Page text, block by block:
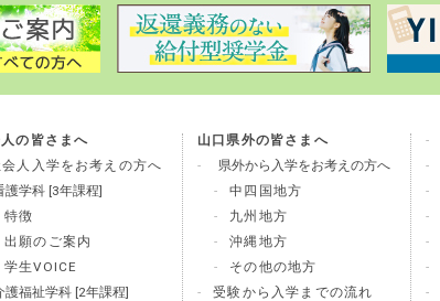
の皆さまへ
会人入学をお考えの方へ
護学科 [3年課程]
特徴
出願のご案内
学生VOICE
護福祉学科 [2年課程]
山口県外の皆さまへ
県外から入学をお考えの方へ
中四国地方
九州地方
沖縄地方
その他の地方
受験から入学までの流れ